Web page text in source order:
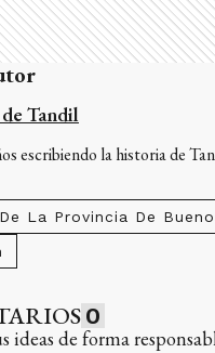
Tandil
escribiendo la historia de
La Provincia De
0
ideas de forma